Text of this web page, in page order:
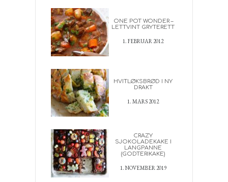
ONE POT WONDER –
LETTVINT GRYTERETT
1. FEBRUAR 2012
HVITLØKSBRØD I NY
DRAKT
1. MARS 2012
CRAZY
SJOKOLADEKAKE I
LANGPANNE
(GODTERIKAKE)
1. NOVEMBER 2019